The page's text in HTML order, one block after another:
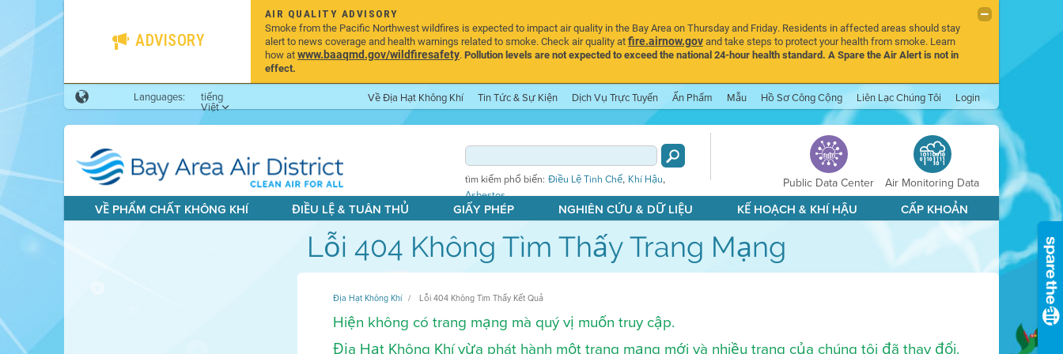
ADVISORY
AIR QUALITY ADVISORY
Smoke from the Pacific Northwest wildfires is expected to impact air quality in the Bay Area on Thursday and Friday. Residents in affected areas should stay
alert to news coverage and health warnings related to smoke. Check air quality atfire.airnow.govand take steps to protect your health from smoke. Learn
how atwww.baaqmd.gov/wildfiresafety.Pollution levels are not expected to exceed the national 24-hour health standard. A Spare the Air Alert is not in
effect.
Languages:
tiếng
Việt
Về Địa Hạt Không Khí Tin Tức & Sự Kiện Dịch Vụ Trực Tuyến Ấn Phẩm Mẫu Hồ Sơ Công Cộng Liên Lạc Chúng Tôi Login
tìm kiếm phổ biến: Điều Lệ Tinh Chế, Khí Hậu,
Asbestos
Public Data Center Air Monitoring Data
VỀ PHẨM CHẤT KHÔNG KHÍ ĐIỀU LỆ & TUÂN THỦ GIẤY PHÉP NGHIÊN CỨU & DỮ LIỆU KẾ HOẠCH & KHÍ HẬU CẤP KHOẢN
Lỗi 404 Không Tìm Thấy Trang Mạng
Địa Hạt Không Khí Lỗi 404 Không Tìm Thấy Kết Quả
Hiện không có trang mạng mà quý vị muốn truy cập.
Địa Hạt Không Khí vừa phát hành một trang mạng mới và nhiều trang của chúng tôi đã thay đổi.